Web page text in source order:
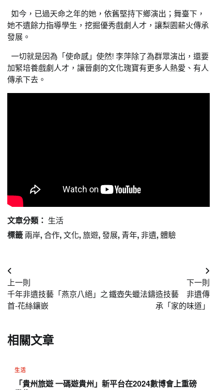
如今，已過天命之年的她，依舊堅持下鄉演出；舞臺下，
她不遺餘力指導學生，挖掘優秀戲劇人才，讓梨園薪火傳承
發展。
一切就是因為「使命感」使然! 李萍除了為群眾演出，還要
加緊培養戲劇人才，讓晉劇的文化瑰寶有更多人熱愛、有人
傳承下去。
文章分類： 生活
標籤 兩岸,合作,文化,旅遊,發展, 青年, 非遺,體驗
文
章
導
上一則
千年非遺技藝「燕京八絕」之
首-花絲鑲嵌
下一則
鐵壺失蠟法鑄造技藝 非遺傳
承「家的味道」
相關文章
生活
「貴州旅遊 一碼遊貴州」新平台在2024數博會上重磅